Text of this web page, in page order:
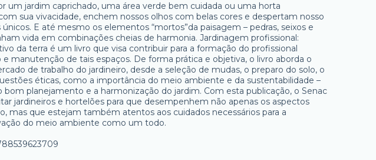
um jardim caprichado, uma área verde bem cuidada ou uma horta
sua vivacidade, enchem nossos olhos com belas cores e despertam nosso
E até mesmo os elementos “mortos”da paisagem – pedras, seixos e
vida em combinações cheias de harmonia. Jardinagem profissional:
da terra é um livro que visa contribuir para a formação do profissional
e manutenção de tais espaços. De forma prática e objetiva, o livro aborda o
de trabalho do jardineiro, desde a seleção de mudas, o preparo do solo, o
éticas, como a importância do meio ambiente e da sustentabilidade –
planejamento e a harmonização do jardim. Com esta publicação, o Senac
jardineiros e hortelões para que desempenhem não apenas os aspectos
mas que estejam também atentos aos cuidados necessários para a
do meio ambiente como um todo.